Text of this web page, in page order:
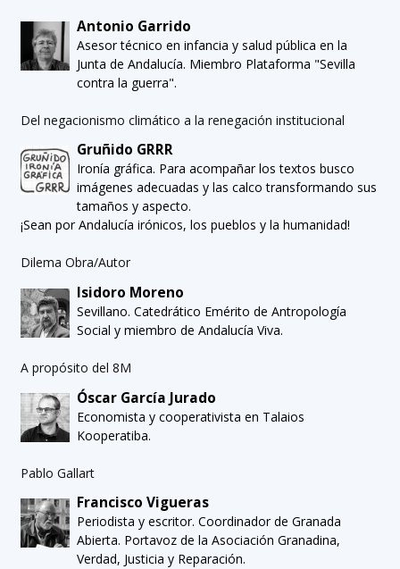
Antonio Garrido
Asesor técnico en infancia y salud pública en la
Junta de Andalucía. Miembro Plataforma "Sevilla
contra la guerra".
Del negacionismo climático a la renegación institucional
Gruñido GRRR
Ironía gráfica. Para acompañar los textos busco
imágenes adecuadas y las calco transformando sus
tamaños y aspecto.
¡Sean por Andalucía irónicos, los pueblos y la humanidad!
Dilema Obra/Autor
Isidoro Moreno
Sevillano. Catedrático Emérito de Antropología
Social y miembro de Andalucía Viva.
A propósito del 8M
Óscar García Jurado
Economista y cooperativista en Talaios
Kooperatiba.
Pablo Gallart
Francisco Vigueras
Periodista y escritor. Coordinador de Granada
Abierta. Portavoz de la Asociación Granadina,
Verdad, Justicia y Reparación.